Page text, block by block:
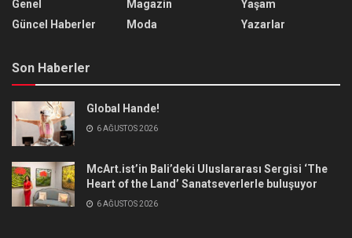
Genel
Güncel Haberler
Magazin
Moda
Yaşam
Yazarlar
Son Haberler
Global Hande!
6 AĞUSTOS 2026
McArt.ist’in Bali’deki Uluslararası Sergisi ‘The
Heart of the Land’ Sanatseverlerle buluşuyor
6 AĞUSTOS 2026